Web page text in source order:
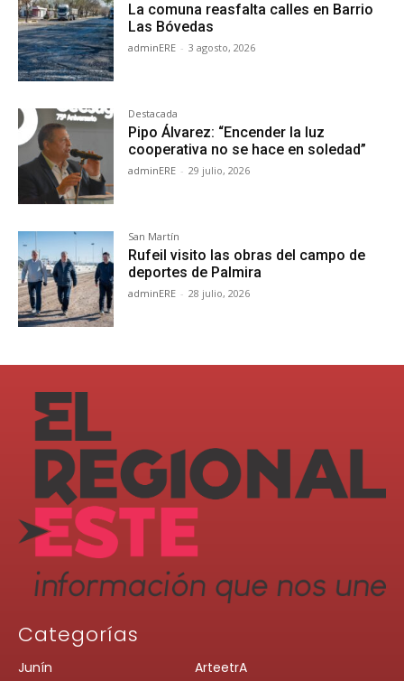
La comuna reasfalta calles en Barrio
Las Bóvedas
adminERE - 3 agosto, 2026
Destacada
Pipo Álvarez: “Encender la luz
cooperativa no se hace en soledad”
adminERE - 29 julio, 2026
San Martín
Rufeil visito las obras del campo de
deportes de Palmira
adminERE - 28 julio, 2026
Categorías
Junín
ArteetrA